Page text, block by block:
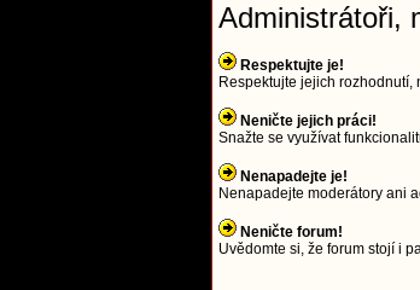
Administrátoři,
Respektujte je!
Respektujte jejich
Neničte jejich práci!
Snažte se využívat
Nenapadejte je!
Nenapadejte moderátory ani
Neničte forum!
Uvědomte si, že forum stojí i